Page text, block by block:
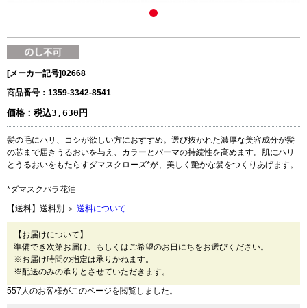
[メーカー記号]02668
商品番号：1359-3342-8541
価格： 税込3,630円
髪の毛にハリ、コシが欲しい方におすすめ。選び抜かれた濃厚な美容成分が髪
の芯まで届きうるおいを与え、カラーとパーマの持続性を高めます。肌にハリ
とうるおいをもたらすダマスクローズ*が、美しく艶かな髪をつくりあげます。
*ダマスクバラ花油
【送料】送料別 ＞ 送料について
【お届けについて】
準備でき次第お届け、もしくはご希望のお日にちをお選びください。
※お届け時間の指定は承りかねます。
※配送のみの承りとさせていただきます。
557人のお客様がこのページを閲覧しました。